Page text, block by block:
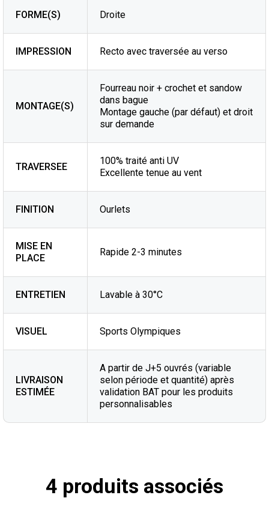
FORME(S) Droite
IMPRESSION Recto avec traversée au verso
MONTAGE(S)
Fourreau noir + crochet et sandow
dans bague
Montage gauche (par défaut) et droit
sur demande
TRAVERSEE
100% traité anti UV
Excellente tenue au vent
FINITION Ourlets
MISE EN
PLACE
Rapide 2-3 minutes
ENTRETIEN Lavable à 30°C
VISUEL Sports Olympiques
LIVRAISON
ESTIMÉE
A partir de J+5 ouvrés (variable
selon période et quantité) après
validation BAT pour les produits
personnalisables
4 produits associés